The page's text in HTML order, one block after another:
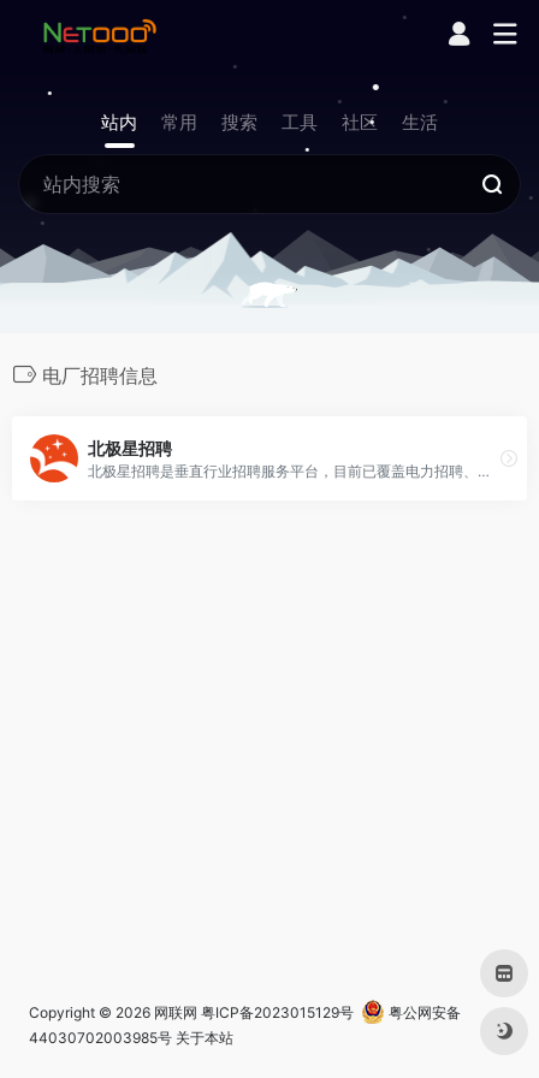
站内 常用 搜索 工具 社区 生活
电厂招聘信息
北极星招聘
北极星招聘是垂直行业招聘服务平台，目前已覆盖电力招聘、电厂招聘、电气招聘、环保招聘、工程招聘等行业、专为企（事）业单位提供社会招聘、校园招聘、猎头RPO服务、学习培训、HR交流咨询等一站式人力资源服务。
Copyright © 2026 网联网 粤ICP备2023015129号
粤公网安备
44030702003985号 关于本站